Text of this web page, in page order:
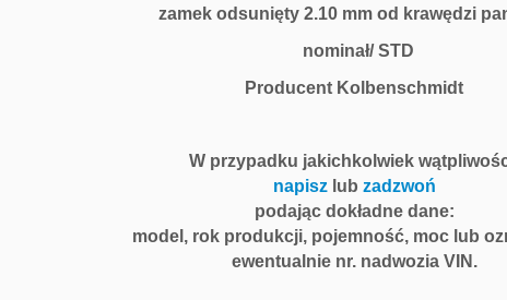
zamek odsunięty 2.10 mm od krawędzi
nominał/ STD
Producent Kolbenschmidt
W przypadku jakichkolwiek
napiszlub zadzwoń
podając dokładne dane:
model, rok produkcji, pojemność, moc lub
ewentualnie nr. nadwozia VIN.